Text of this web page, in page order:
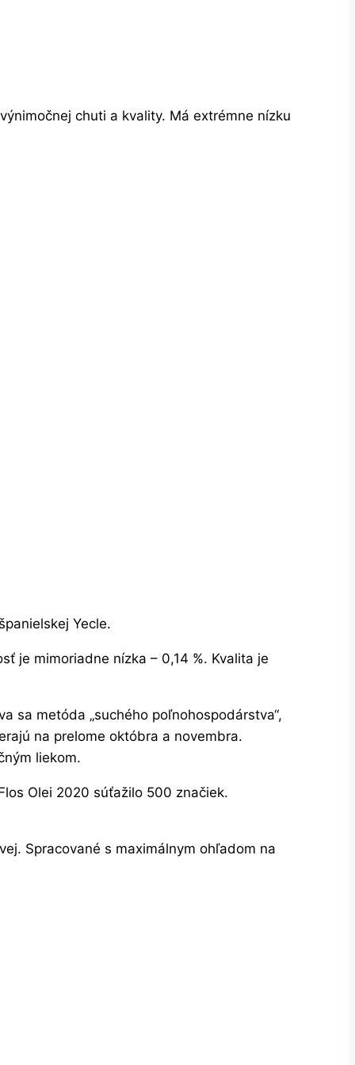
chuti a kvality. Má extrémne nízku
Yecle.
je mimoriadne nízka – 0,14 %. Kvalita je
sa metóda „suchého poľnohospodárstva“,
na prelome októbra a novembra.
liekom.
Olei 2020 súťažilo 500 značiek.
Spracované s maximálnym ohľadom na